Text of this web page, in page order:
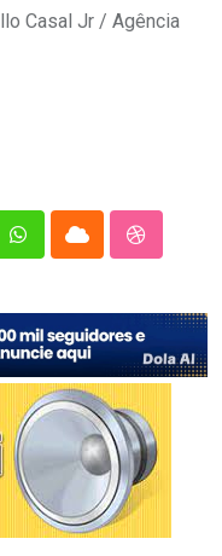
Casal Jr / Agência
WhatsappCloud